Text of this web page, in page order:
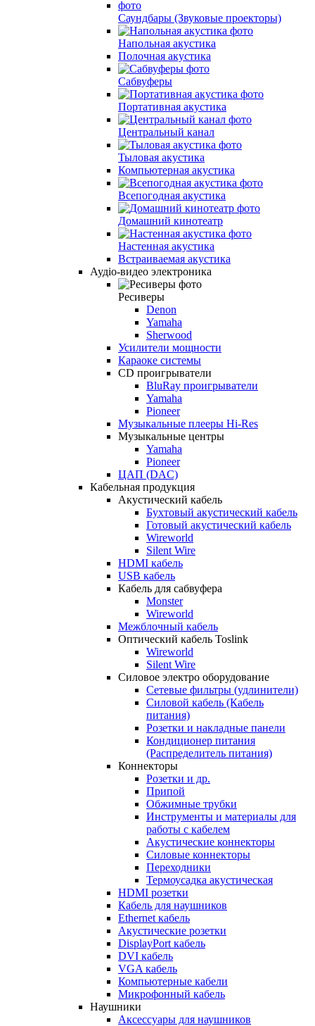
Саундбары (Звуковые проекторы)
Напольная акустика
Полочная акустика
Сабвуферы
Портативная акустика
Центральный канал
Тыловая акустика
Компьютерная акустика
Всепогодная акустика
Домашний кинотеатр
Настенная акустика
Встраиваемая акустика
Аудіо-видео электроника
Ресиверы
Denon
Yamaha
Sherwood
Усилители мощности
Караоке системы
CD проигрыватели
BluRay проигрыватели
Yamaha
Pioneer
Музыкальные плееры Hi-Res
Музыкальные центры
Yamaha
Pioneer
ЦАП (DAC)
Кабельная продукция
Акустический кабель
Бухтовый акустический кабель
Готовый акустический кабель
Wireworld
Silent Wire
HDMI кабель
USB кабель
Кабель для сабвуфера
Monster
Wireworld
Межблочный кабель
Оптический кабель Toslink
Wireworld
Silent Wire
Силовое электро оборудование
Сетевые фильтры (удлинители)
Силовой кабель (Кабель
питания)
Розетки и накладные панели
Кондиционер питания
(Распределитель питания)
Коннекторы
Розетки и др.
Припой
Обжимные трубки
Инструменты и материалы для
работы с кабелем
Акустические коннекторы
Силовые коннекторы
Переходники
Термоусадка акустическая
HDMI розетки
Кабель для наушников
Ethernet кабель
Акустические розетки
DisplayPort кабель
DVI кабель
VGA кабель
Компьютерные кабели
Микрофонный кабель
Наушники
Аксессуары для наушников